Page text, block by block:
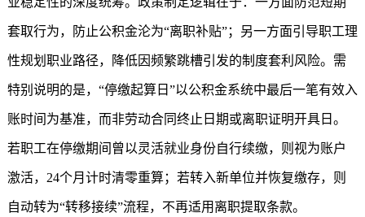
套取行为，防止公积金沦为“离职补贴”；另一方面引导职工理
性规划职业路径，降低因频繁跳槽引发的制度套利风险。需
特别说明的是，“停缴起算日”以公积金系统中最后一笔有效入
账时间为基准，而非劳动合同终止日期或离职证明开具日。
若职工在停缴期间曾以灵活就业身份自行续缴，则视为账户
激活，24个月计时清零重算；若转入新单位并恢复缴存，则
自动转为“转移接续”流程，不再适用离职提取条款。